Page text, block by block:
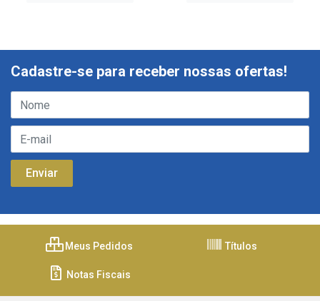
Cadastre-se para receber nossas ofertas!
Meus Pedidos Títulos
Notas Fiscais